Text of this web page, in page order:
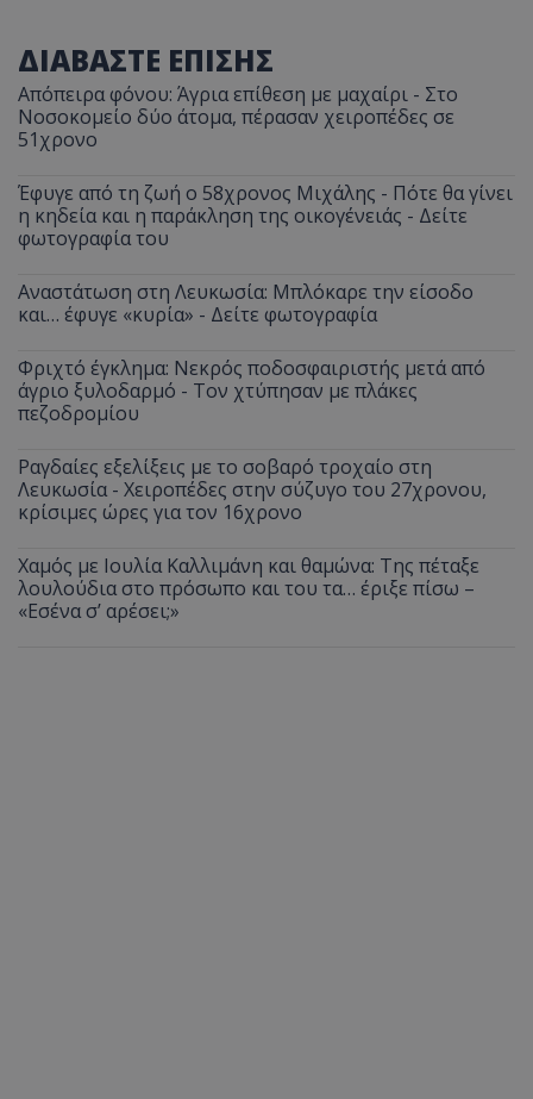
ΔΙΑΒΑΣΤΕ ΕΠΙΣΗΣ
Απόπειρα φόνου: Άγρια επίθεση με μαχαίρι - Στο
Νοσοκομείο δύο άτομα, πέρασαν χειροπέδες σε
51χρονο
Έφυγε από τη ζωή ο 58χρονος Μιχάλης - Πότε θα γίνει
η κηδεία και η παράκληση της οικογένειάς - Δείτε
φωτογραφία του
Αναστάτωση στη Λευκωσία: Μπλόκαρε την είσοδο
και… έφυγε «κυρία» - Δείτε φωτογραφία
Φριχτό έγκλημα: Νεκρός ποδοσφαιριστής μετά από
άγριο ξυλοδαρμό - Τον χτύπησαν με πλάκες
πεζοδρομίου
Ραγδαίες εξελίξεις με το σοβαρό τροχαίο στη
Λευκωσία - Χειροπέδες στην σύζυγο του 27χρονου,
κρίσιμες ώρες για τον 16χρονο
Χαμός με Ιουλία Καλλιμάνη και θαμώνα: Της πέταξε
λουλούδια στο πρόσωπο και του τα… έριξε πίσω –
«Εσένα σ’ αρέσει;»